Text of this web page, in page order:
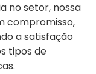
no setor, nossa
compromisso,
a satisfação
tipos de